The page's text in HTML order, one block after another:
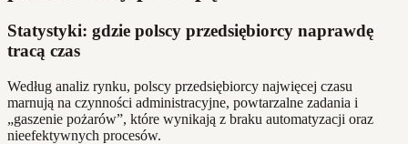
Statystyki: gdzie polscy przedsiębiorcy naprawdę
tracą czas
Według analiz rynku, polscy przedsiębiorcy najwięcej czasu
marnują na czynności administracyjne, powtarzalne zadania i
„gaszenie pożarów”, które wynikają z braku automatyzacji oraz
nieefektywnych procesów.